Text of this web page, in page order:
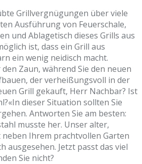
Grillvergnügungen über viele
Ausführung von Feuerschale,
und Ablagetisch dieses Grills aus
ist, dass ein Grill aus
ein wenig neidisch macht.
Zaun, während Sie den neuen
der verheißungsvoll in der
Grill gekauft, Herr Nachbar? Ist
dieser Situation sollten Sie
Antworten Sie am besten:
musste her. Unser alter,
Ihrem prachtvollen Garten
ausgesehen. Jetzt passt das viel
Sie nicht?